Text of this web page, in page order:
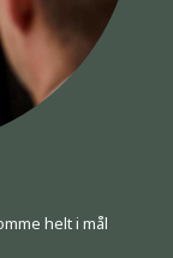
helt i mål